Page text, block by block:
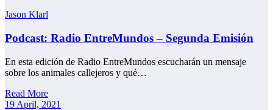
Jason Klarl
Podcast: Radio EntreMundos – Segunda Emisión
En esta edición de Radio EntreMundos escucharán un mensaje
sobre los animales callejeros y qué…
Read More
19 April, 2021